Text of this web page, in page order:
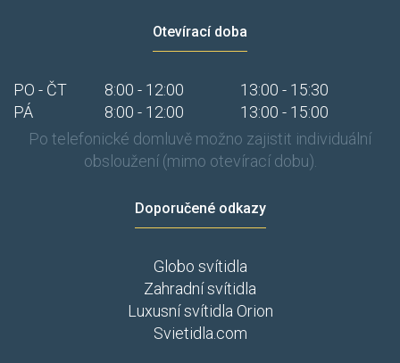
Otevírací doba
PO - ČT 8:00 - 12:00
13:00 - 15:30
PÁ
8:00 - 12:00
13:00 - 15:00
Po telefonické domluvě možno zajistit individuální
obsloužení (mimo otevírací dobu).
Doporučené odkazy
Globo svítidla
Zahradní svítidla
Luxusní svítidla Orion
Svietidla.com